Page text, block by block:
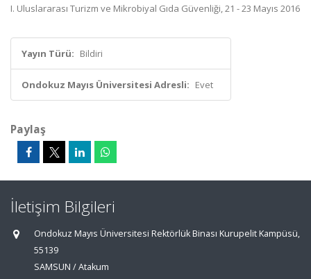
I. Uluslararası Turizm ve Mikrobiyal Gıda Güvenliği, 21 - 23 Mayıs 2016
Yayın Türü: Bildiri
Ondokuz Mayıs Üniversitesi Adresli: Evet
Paylaş
İletişim Bilgileri
Ondokuz Mayıs Üniversitesi Rektörlük Binası Kurupelit Kampüsü,
55139
SAMSUN / Atakum